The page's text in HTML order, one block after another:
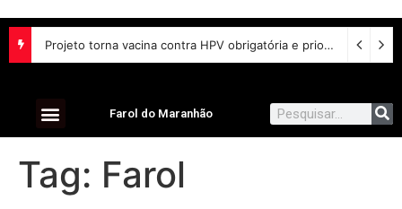
Projeto torna vacina contra HPV obrigatória e prioriza testes moleculares para câncer de colo do útero
Farol do Maranhão
Tag: Farol